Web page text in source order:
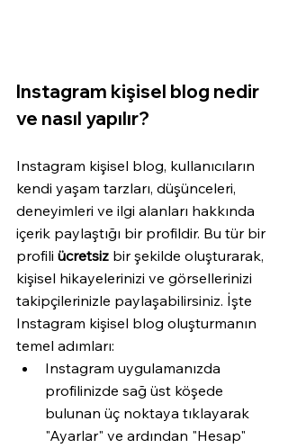
Instagram kişisel blog nedir
ve nasıl yapılır?
Instagram kişisel blog, kullanıcıların
kendi yaşam tarzları, düşünceleri,
deneyimleri ve ilgi alanları hakkında
içerik paylaştığı bir profildir. Bu tür bir
profili ücretsiz bir şekilde oluşturarak,
kişisel hikayelerinizi ve görsellerinizi
takipçilerinizle paylaşabilirsiniz. İşte
Instagram kişisel blog oluşturmanın
temel adımları:
Instagram uygulamanızda
profilinizde sağ üst köşede
bulunan üç noktaya tıklayarak
"Ayarlar" ve ardından "Hesap"